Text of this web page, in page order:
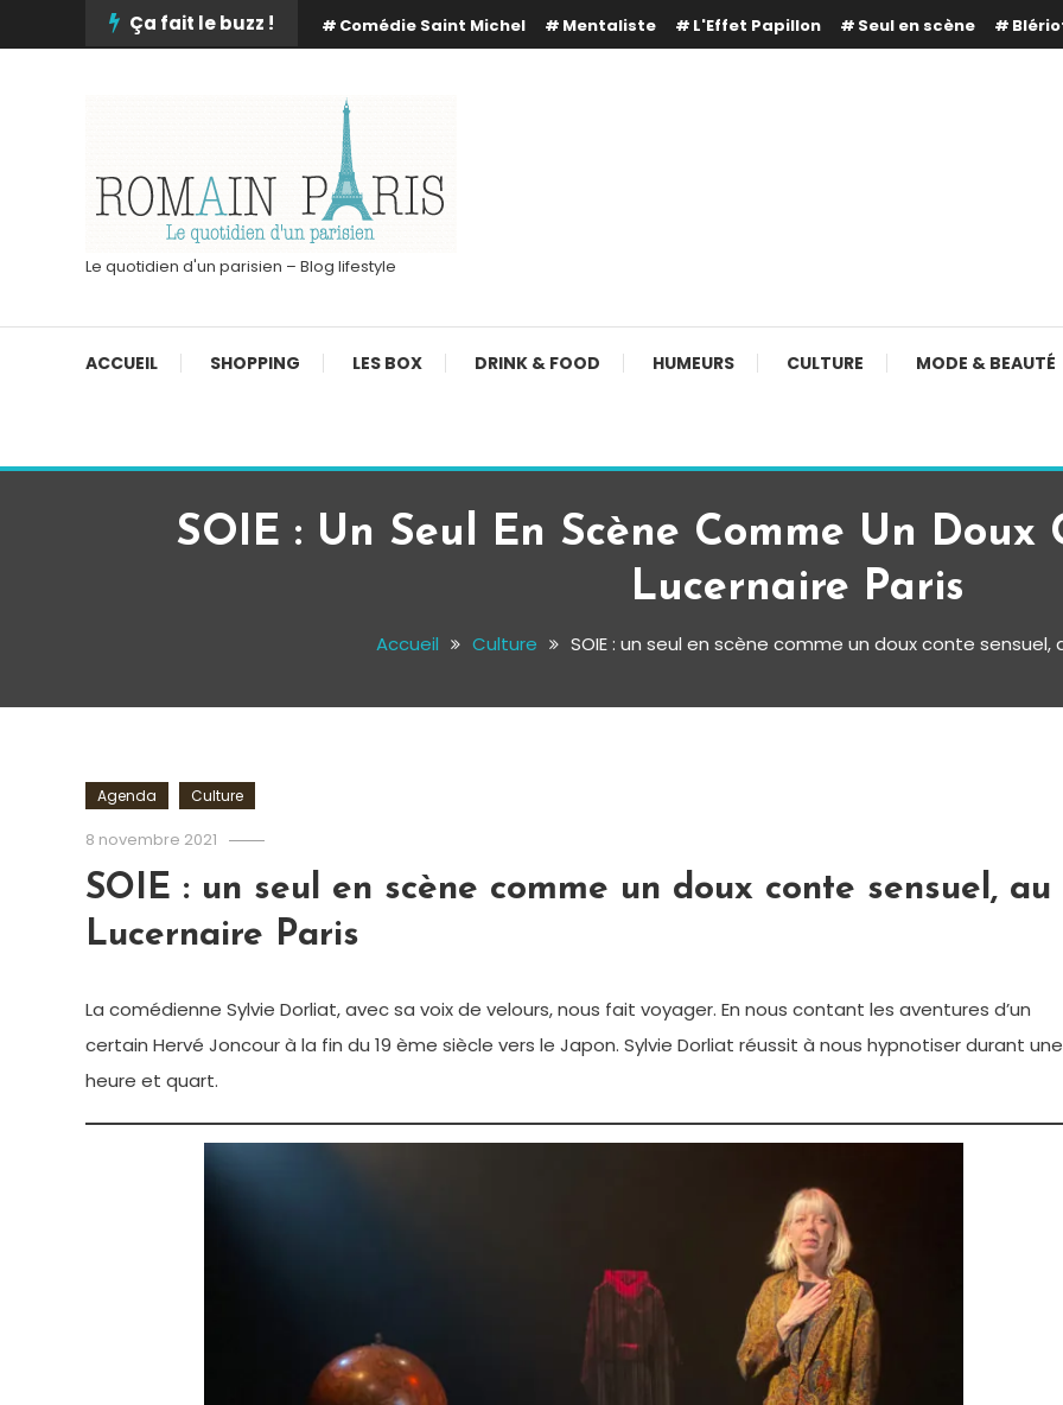
To
Ça fait le buzz ! Comédie Saint Michel Mentaliste L'Effet Papillon Seul en scène
Le quotidien d'un parisien – Blog lifestyle
ACCUEIL SHOPPING LES BOX DRINK & FOOD HUMEURS CULTURE MODE & BEAUTÉ
SOIE : Un Seul En Scène Comme Un Doux
Lucernaire Paris
Accueil Culture SOIE : un seul en scène comme un doux conte sensuel,
Agenda Culture
8 novembre 2021
SOIE : un seul en scène comme un doux conte sensuel, au
Lucernaire Paris
La comédienne Sylvie Dorliat, avec sa voix de velours, nous fait voyager. En nous contant les aventures d’un
certain Hervé Joncour à la fin du 19 ème siècle vers le Japon. Sylvie Dorliat réussit à nous hypnotiser durant une
heure et quart.